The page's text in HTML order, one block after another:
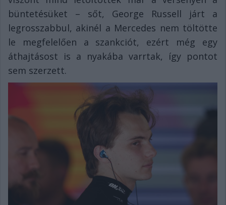
büntetésüket – sőt, George Russell járt a
legrosszabbul, akinél a Mercedes nem töltötte
le megfelelően a szankciót, ezért még egy
áthajtásost is a nyakába varrtak, így pontot
sem szerzett.